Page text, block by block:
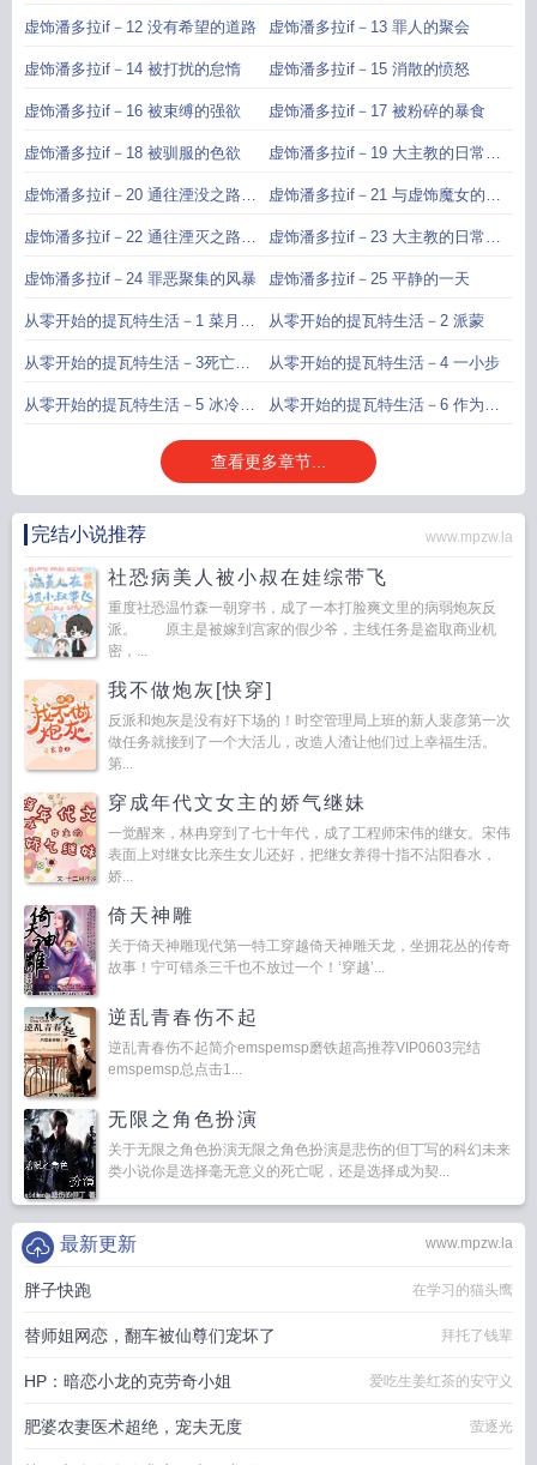
的我
虚饰潘多拉if－12 没有希望的道路 虚饰潘多拉if－13 罪人的聚会
虚饰潘多拉if－14 被打扰的怠惰 虚饰潘多拉if－15 消散的愤怒
虚饰潘多拉if－16 被束缚的强欲 虚饰潘多拉if－17 被粉碎的暴食
虚饰潘多拉if－18 被驯服的色欲 虚饰潘多拉if－19 大主教的日常生
活第一部分
虚饰潘多拉if－20 通往湮没之路第
一部分
虚饰潘多拉if－21 与虚饰魔女的约
会
虚饰潘多拉if－22 通往湮灭之路第
二部分
虚饰潘多拉if－23 大主教的日常生
活第二部分
虚饰潘多拉if－24 罪恶聚集的风暴 虚饰潘多拉if－25 平静的一天
从零开始的提瓦特生活－1 菜月昴
再次苏醒
从零开始的提瓦特生活－2 派蒙
从零开始的提瓦特生活－3死亡回
归
从零开始的提瓦特生活－4 一小步
从零开始的提瓦特生活－5 冰冷的 从零开始的提瓦特生活－6 作为骑
士的勇敢1
查看更多章节...
完结小说推荐 www.mpzw.la
社恐病美人被小叔在娃综带飞
重度社恐温竹森一朝穿书，成了一本打脸爽文里的病弱炮灰反
派。 原主是被嫁到宫家的假少爷，主线任务是盗取商业机
密，...
我不做炮灰[快穿]
反派和炮灰是没有好下场的！时空管理局上班的新人裴彦第一次
做任务就接到了一个大活儿，改造人渣让他们过上幸福生活。
第...
穿成年代文女主的娇气继妹
一觉醒来，林冉穿到了七十年代，成了工程师宋伟的继女。宋伟
表面上对继女比亲生女儿还好，把继女养得十指不沾阳春水，
娇...
倚天神雕
关于倚天神雕现代第一特工穿越倚天神雕天龙，坐拥花丛的传奇
故事！宁可错杀三千也不放过一个！‘穿越’...
逆乱青春伤不起
逆乱青春伤不起简介emspemsp磨铁超高推荐VIP0603完结
emspemsp总点击1...
无限之角色扮演
关于无限之角色扮演无限之角色扮演是悲伤的但丁写的科幻未来
类小说你是选择毫无意义的死亡呢，还是选择成为契...
www.mpzw.la
最新更新
胖子快跑 在学习的猫头鹰
替师姐网恋，翻车被仙尊们宠坏了 拜托了钱辈
HP：暗恋小龙的克劳奇小姐 爱吃生姜红茶的安守义
肥婆农妻医术超绝，宠夫无度 萤逐光